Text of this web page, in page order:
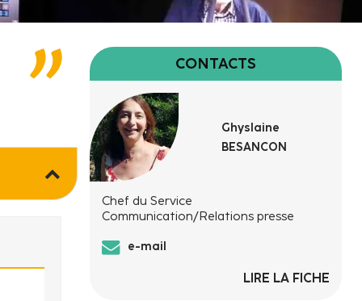
CONTACTS
Ghyslaine
BESANCON
Chef du Service
Communication/Relations presse
e-mail
LIRE LA FICHE